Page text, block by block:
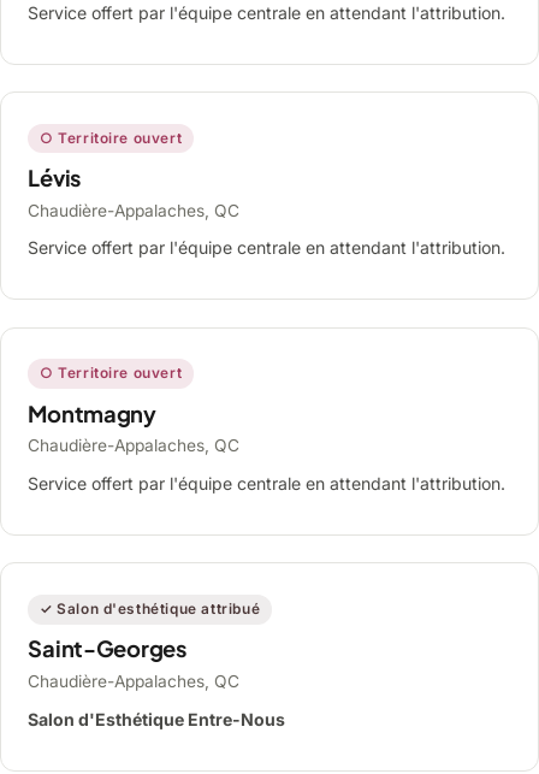
Service offert par l'équipe centrale en attendant l'attribution.
○ Territoire ouvert
Lévis
Chaudière-Appalaches, QC
Service offert par l'équipe centrale en attendant l'attribution.
○ Territoire ouvert
Montmagny
Chaudière-Appalaches, QC
Service offert par l'équipe centrale en attendant l'attribution.
✓ Salon d'esthétique attribué
Saint-Georges
Chaudière-Appalaches, QC
Salon d'Esthétique Entre-Nous